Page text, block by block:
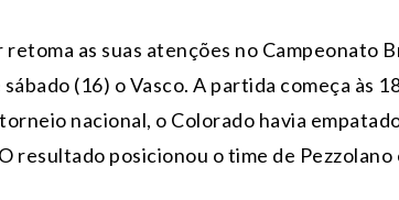
as suas atenções no Campeonato
(16) o Vasco. A partida começa às
nacional, o Colorado havia
resultado posicionou o time de Pezzolano